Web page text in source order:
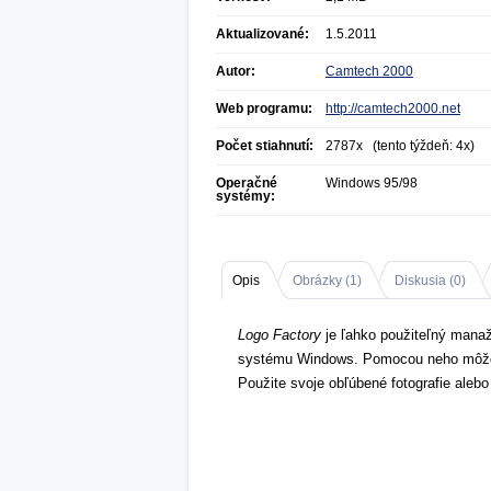
Aktualizované: 1.5.2011
Autor: Camtech 2000
Web programu: http://camtech2000.net
Počet stiahnutí: 2787x (tento týždeň: 4x)
Operačné
systémy:
Windows 95/98
Opis Obrázky (1) Diskusia (0)
Logo Factory je ľahko použiteľný
systému Windows. Pomocou neho
Použite svoje obľúbené fotografie